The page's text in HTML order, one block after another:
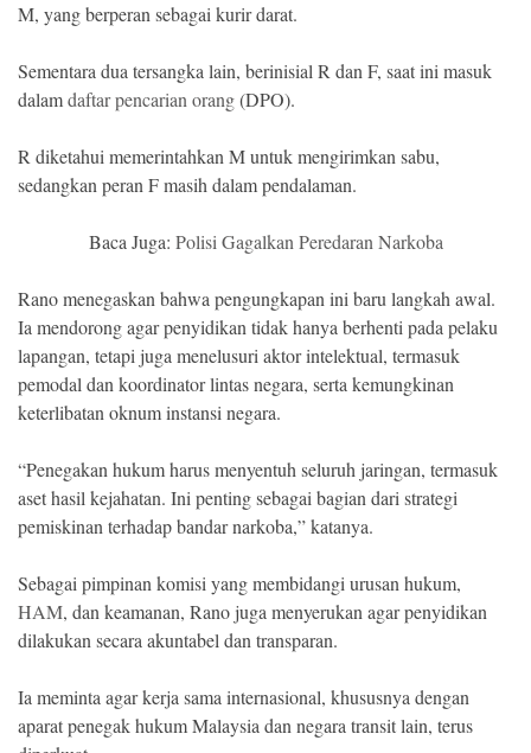
M, yang berperan sebagai kurir darat.
Sementara dua tersangka lain, berinisial R dan F, saat ini masuk
dalamdaftar pencarian orang(DPO).
R diketahui memerintahkan M untuk mengirimkan sabu,
sedangkan peran F masih dalam pendalaman.
Baca Juga: Polisi Gagalkan Peredaran Narkoba
Rano menegaskan bahwa pengungkapan ini baru langkah awal.
Ia mendorong agar penyidikan tidak hanya berhenti pada pelaku
lapangan, tetapi juga menelusuri aktor intelektual, termasuk
pemodal dan koordinator lintas negara, serta kemungkinan
keterlibatan oknum instansi negara.
“Penegakan hukum harus menyentuh seluruh jaringan, termasuk
aset hasil kejahatan. Ini penting sebagai bagian dari strategi
pemiskinan terhadap bandar narkoba,” katanya.
Sebagai pimpinan komisi yang membidangi urusan hukum,
HAM, dan keamanan, Rano juga menyerukan agar penyidikan
dilakukan secara akuntabel dan transparan.
Ia meminta agar kerja sama internasional, khususnya dengan
aparat penegak hukum Malaysia dan negara transit lain, terus